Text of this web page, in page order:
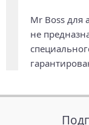
Mr Boss для
не